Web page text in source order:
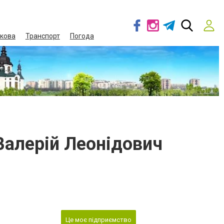
Транспорт Погода
Леонідович
Це моє підприємство